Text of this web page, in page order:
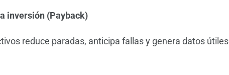
inversión (Payback)
reduce paradas, anticipa fallas y genera datos útiles